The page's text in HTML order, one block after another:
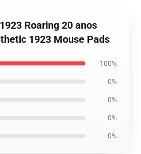
Roaring 20 anos
1923 Mouse Pads
100%
0%
0%
0%
0%